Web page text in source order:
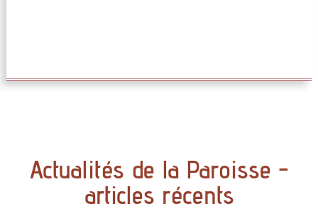
Actualités de la Paroisse -
articles récents